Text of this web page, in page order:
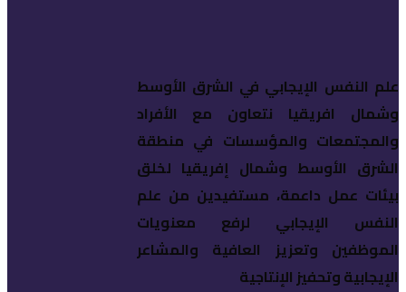
علم النفس الإيجابي في الشرق الأوسط
وشمال افريقيا نتعاون مع الأفراد
والمجتمعات والمؤسسات في منطقة
الشرق الأوسط وشمال إفريقيا لخلق
بيئات عمل داعمة، مستفيدين من علم
النفس الإيجابي لرفع معنويات
الموظفين وتعزيز العافية والمشاعر
الإيجابية وتحفيز الإنتاجية